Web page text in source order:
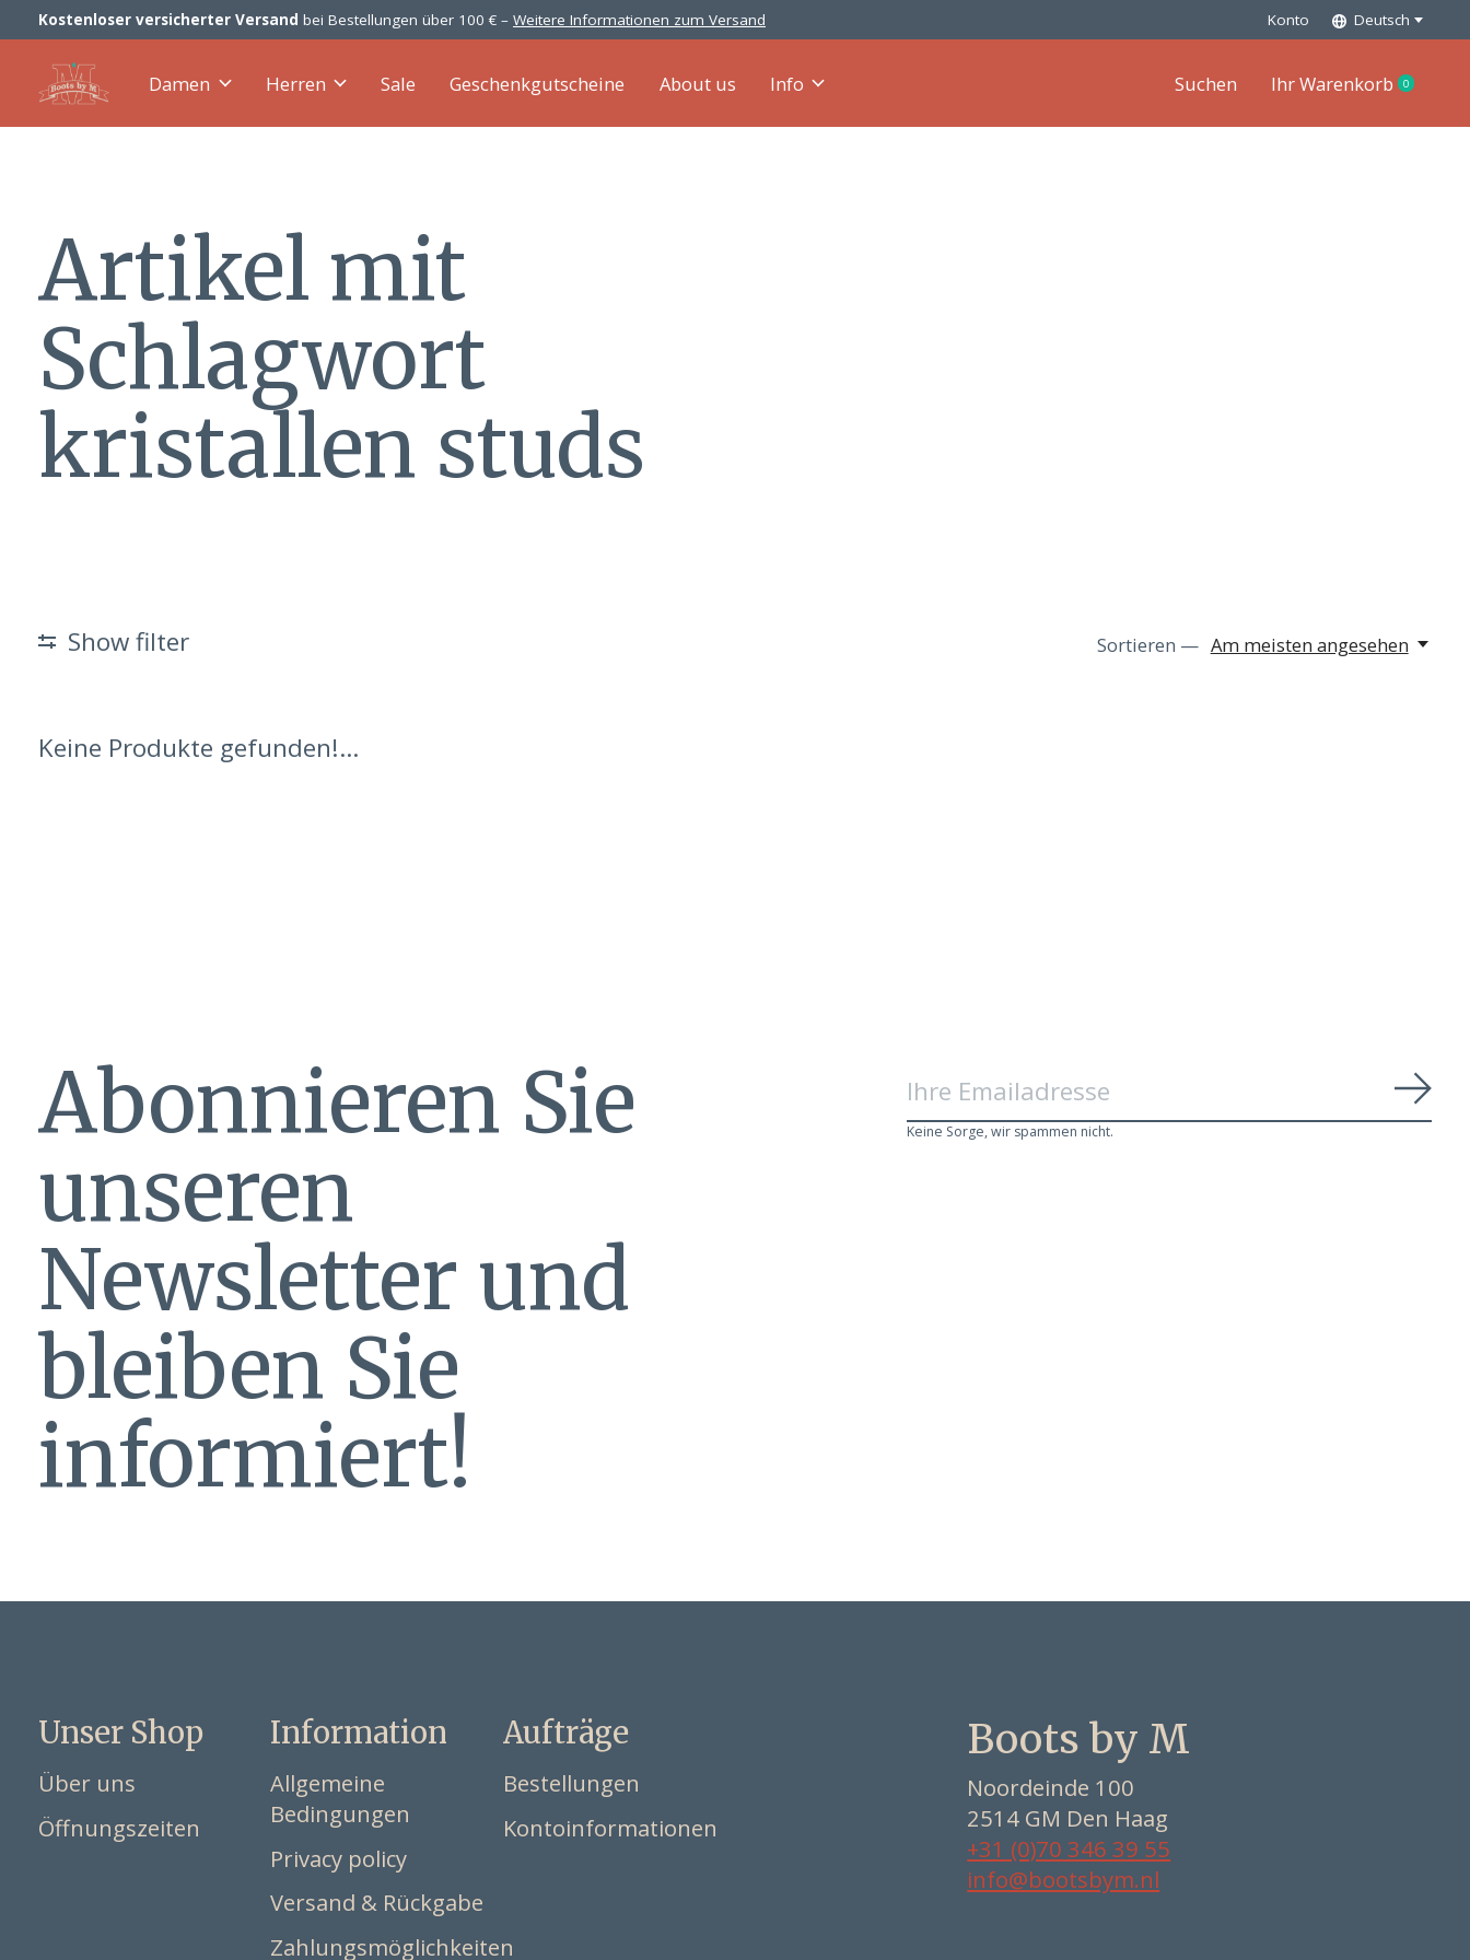
Kostenloser versicherter Versand bei Bestellungen über 100 € – Weitere Informationen zum Versand Konto Deutsch
Damen Herren Sale Geschenkgutscheine About us Info Suchen Ihr Warenkorb 0items
Artikel mit
Schlagwort
kristallen studs
Show filter Sortieren — Am meisten angesehen
Keine Produkte gefunden!...
Abonnieren Sie
unseren
Newsletter und
bleiben Sie
informiert!
Keine Sorge, wir spammen nicht.
Unser Shop
Über uns
Öffnungszeiten
Information
Allgemeine
Bedingungen
Privacy policy
Versand & Rückgabe
Zahlungsmöglichkeiten
Aufträge
Bestellungen
Kontoinformationen
Boots by M
Noordeinde 100
2514 GM Den Haag
+31 (0)70 346 39 55
info@bootsbym.nl